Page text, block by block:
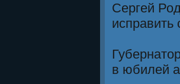
Сергей
исправить
в юбилей